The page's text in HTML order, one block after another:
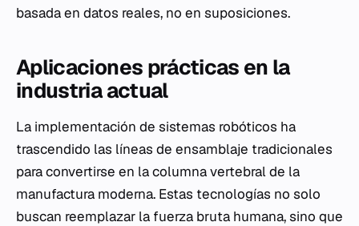
basada en datos reales, no en suposiciones.
Aplicaciones prácticas en la
industria actual
La implementación de sistemas robóticos ha
trascendido las líneas de ensamblaje tradicionales
para convertirse en la columna vertebral de la
manufactura moderna. Estas tecnologías no solo
buscan reemplazar la fuerza bruta humana, sino que